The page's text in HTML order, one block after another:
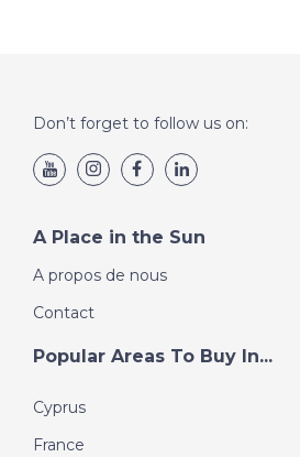
Don’t forget to follow us on:
A Place in the Sun
A propos de nous
Contact
Popular Areas To Buy In...
Cyprus
France